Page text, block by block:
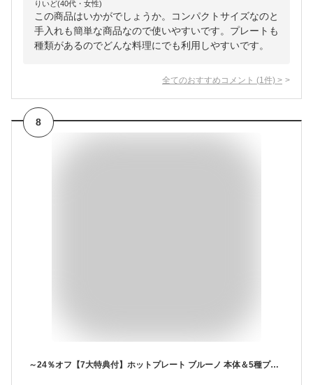
りいど(40代・女性)
この商品はいかがでしょうか。コンパクトサイズなのと
手入れも簡単な商品なので使いやすいです。プレートも
種類があるのでどんな料理にでも利用しやすいです。
全てのおすすめコメント (1 件) >
8
～24％オフ【7大特典付】ホットプレート ブルーノ 本体＆5種プレートBRUNO コンパクトホットプレート BOE0212～3人用 たこ焼き 焼肉 鍋 たこ焼き器 家電 結婚祝い ホット おしゃれ プレート 蓋◇送料無料 P10倍